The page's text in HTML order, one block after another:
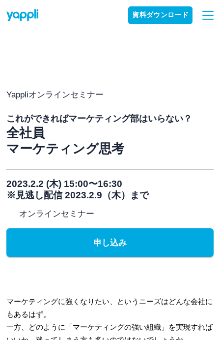
資料ダウンロード
Yappliオンラインセミナー
これができればマーケティング部はいらない？
全社員
マーケティング思考
2023.2.2 (木) 15:00〜16:30
※見逃し配信 2023.2.9（木）まで
オンラインセミナー
申し込み
マーケティングに強くなりたい、というニーズはどんな会社に
もあるはず。
一方、どのように「マーケティングの強い組織」を実現すれば